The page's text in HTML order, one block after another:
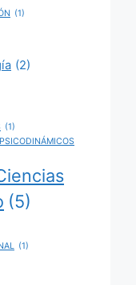
(1)
(2)
(1)
(5)
(1)